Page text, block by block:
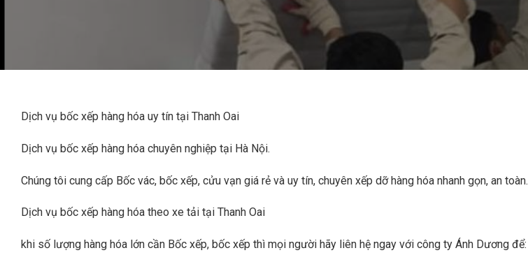
Dịch vụ bốc xếp hàng hóa uy tín tại Thanh Oai
Dịch vụ bốc xếp hàng hóa chuyên nghiệp tại Hà Nội.
Chúng tôi cung cấp Bốc vác, bốc xếp, cửu vạn giá rẻ và uy tín, chuyên xếp dỡ hàng hóa nhanh gọn, an toàn.
Dịch vụ bốc xếp hàng hóa theo xe tải tại Thanh Oai
khi số lượng hàng hóa lớn cần Bốc xếp, bốc xếp thì mọi người hãy liên hệ ngay với công ty Ánh Dương để: